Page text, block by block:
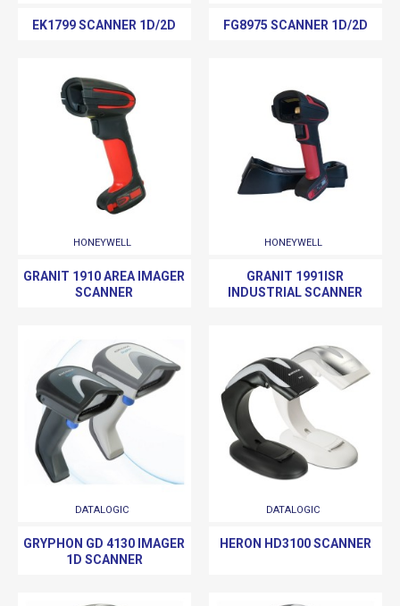
EK1799 SCANNER 1D/2D FG8975 SCANNER 1D/2D
HONEYWELL
GRANIT 1910 AREA IMAGER
SCANNER
HONEYWELL
GRANIT 1991ISR
INDUSTRIAL SCANNER
DATALOGIC
GRYPHON GD 4130 IMAGER
1D SCANNER
DATALOGIC
HERON HD3100 SCANNER